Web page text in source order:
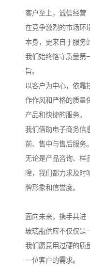
客户至上，诚信经营
在竞争激烈的市场环
本身，更来自于服务
我们始终恪守质量第
旨。
以客户为中心，依靠
作作风和严格的质量
产品和快捷的服务。
我们借助电子商务信
前、售中与售后服务。
无论是产品咨询、样
障，我们都力求及时
牌形象和信誉度。
面向未来，携手共进
玻璃瓶供应不仅仅是
我们愿意用过硬的质
一位客户的需求。